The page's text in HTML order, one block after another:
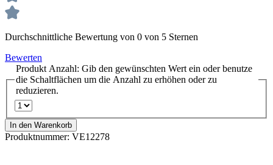
Durchschnittliche Bewertung von 0 von 5 Sternen
Bewerten
Produkt Anzahl: Gib den gewünschten Wert ein oder benutze
die Schaltflächen um die Anzahl zu erhöhen oder zu
reduzieren.
In den Warenkorb
Produktnummer: VE12278